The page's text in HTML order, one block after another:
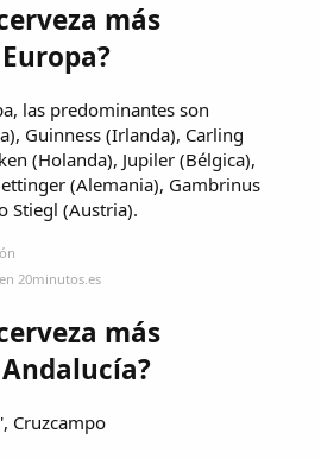
más
las predominantes son
Guinness (Irlanda), Carling
(Holanda), Jupiler (Bélgica),
(Alemania), Gambrinus
Stiegl (Austria).
20minutos.es
más
Cruzcampo